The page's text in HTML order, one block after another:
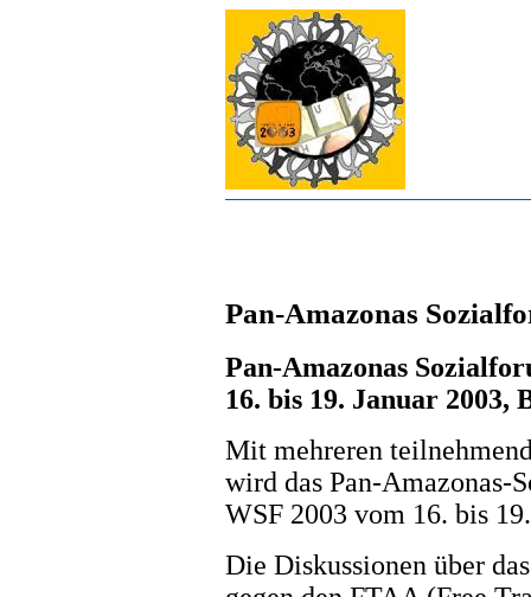
Pan-Amazonas
Pan-Amazonas
16. bis 19. Januar 2003,
Mit mehreren
wird das Pan-Amazonas-
WSF 2003 vom 16. bis
Die Diskussionen über